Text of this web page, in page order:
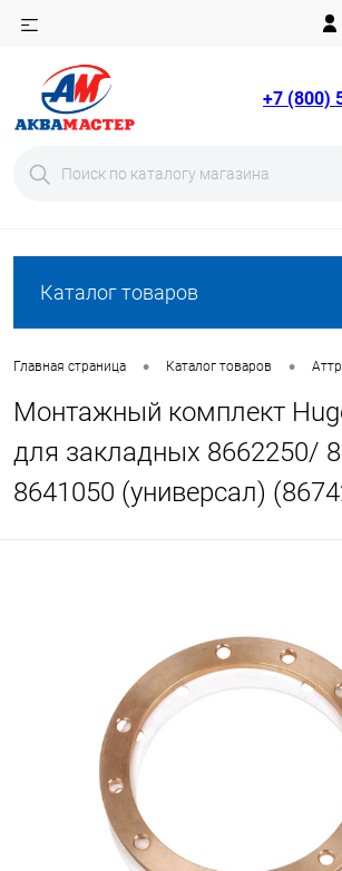
+7 (800)
Каталог товаров
Главная страница • Каталог товаров •
Монтажный комплект
для закладных 8662250/
8641050 (универсал)